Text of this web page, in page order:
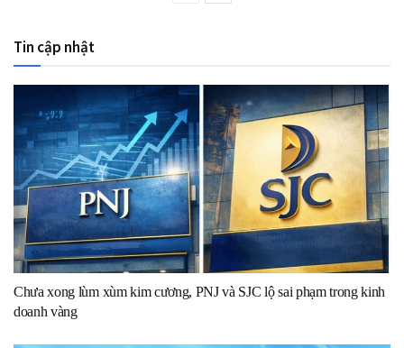
Tin cập nhật
Chưa xong lùm xùm kim cương, PNJ và SJC lộ sai phạm trong kinh
doanh vàng